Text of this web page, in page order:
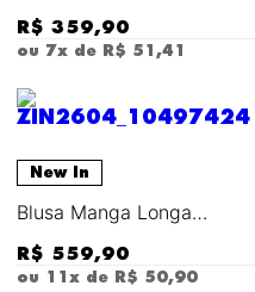
R$ 359,90
ou 7x de R$ 51 ,41
New In
Blusa Manga Longa
R$ 559,90
ou 11 x de R$ 50,90